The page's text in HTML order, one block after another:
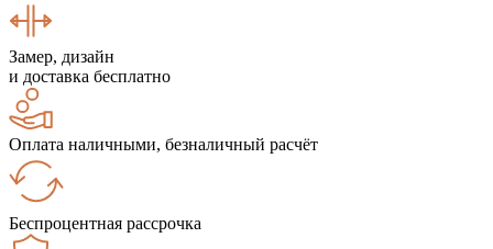
Замер, дизайн
и доставка бесплатно
Оплата наличными, безналичный расчёт
Беспроцентная рассрочка